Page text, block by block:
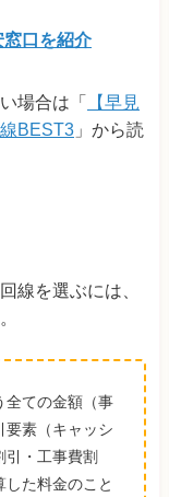
口を紹介
場合は「
【早見
BEST3 」から読
線を選ぶには、
全ての金額（事
要素（キャッシ
・工事費割
た料金のこと